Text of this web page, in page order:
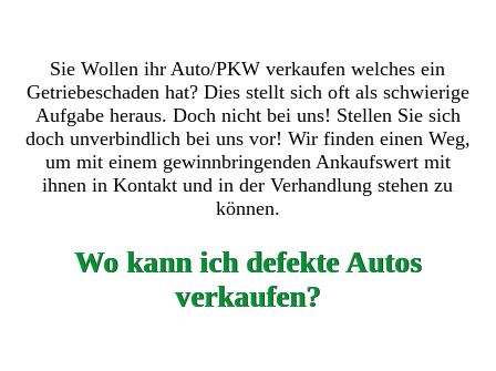
Sie Wollen ihr Auto/PKW verkaufen welches ein
Getriebeschaden hat? Dies stellt sich oft als schwierige
Aufgabe heraus. Doch nicht bei uns! Stellen Sie sich
doch unverbindlich bei uns vor! Wir finden einen Weg,
um mit einem gewinnbringenden Ankaufswert mit
ihnen in Kontakt und in der Verhandlung stehen zu
können.
Wo kann ich defekte Autos
verkaufen?